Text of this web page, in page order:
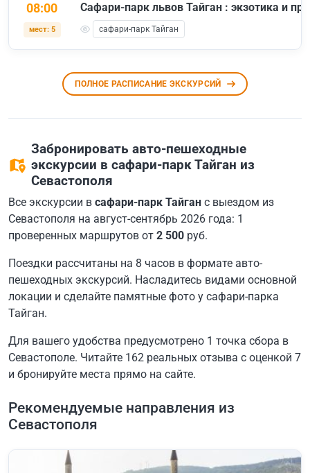
08:00
мест: 5
Сафари-парк львов Тайган : экзотика и
сафари-парк Тайган
ПОЛНОЕ РАСПИСАНИЕ ЭКСКУРСИЙ
Забронировать авто-пешеходные
экскурсии в сафари-парк Тайган из
Севастополя
Все экскурсии в сафари-парк Тайган с выездом из
Севастополя на август-сентябрь 2026 года: 1
проверенных маршрутов от 2 500 руб.
Поездки рассчитаны на 8 часов в формате авто-
пешеходных экскурсий. Насладитесь видами основной
локации и сделайте памятные фото у сафари-парка
Тайган.
Для вашего удобства предусмотрено 1 точка сбора в
Севастополе. Читайте 162 реальных отзыва с оценкой 7
и бронируйте места прямо на сайте.
Рекомендуемые направления из
Севастополя